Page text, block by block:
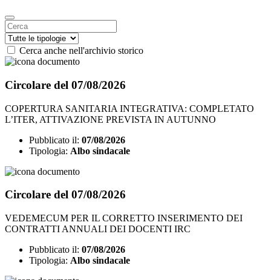
Cerca anche nell'archivio storico
Circolare del 07/08/2026
COPERTURA SANITARIA INTEGRATIVA: COMPLETATO
L’ITER, ATTIVAZIONE PREVISTA IN AUTUNNO
Pubblicato il: 07/08/2026
Tipologia: Albo sindacale
Circolare del 07/08/2026
VEDEMECUM PER IL CORRETTO INSERIMENTO DEI
CONTRATTI ANNUALI DEI DOCENTI IRC
Pubblicato il: 07/08/2026
Tipologia: Albo sindacale